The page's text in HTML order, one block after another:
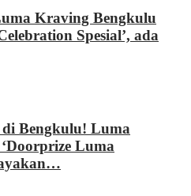
Kraving Bengkulu
Spesial’, ada
Bengkulu! Luma
Luma